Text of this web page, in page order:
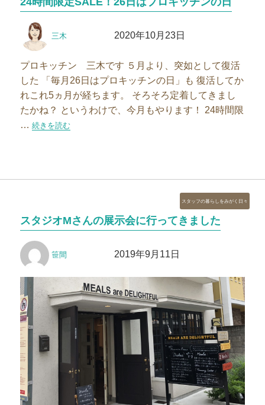
稿
三木 2020年10月23日
ゴ
プロキッチン 三木です ５月より、突如として復活
した 「毎月26日はプロキッチンの日」も 復活してか
れこれ5ヵ月が経ちます。 そろそろ定着してきまし
たかね？ というわけで、今月もやります！ 24時間限
…“24時間限定SALE！26日はプロキッチンの日”の
続きを読む
スタジオMさんの展示会に行ってきました
稿笹間 2019年9月11日
カ
テ
ゴ
スタッフの暮らしをみがく日々